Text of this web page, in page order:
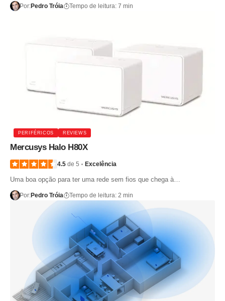
Por:Pedro Tróia Tempo de leitura: 7 min
PERIFÉRICOS REVIEWS
Mercusys Halo H80X
4.5 de 5 Excelência
Uma boa opção para ter uma rede sem fios que chega à…
Por:Pedro Tróia Tempo de leitura: 2 min